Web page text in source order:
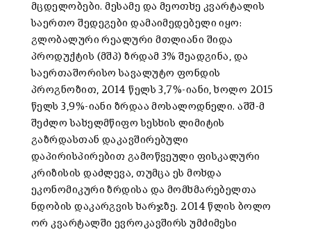
მცდელობები. მესამე და მეოთხე კვარტალის
საერთო შედეგები დამაიმედებელი იყო:
გლობალური რეალური მთლიანი შიდა
პროდუქტის (მშპ) ზრდამ 3% შეადგინა, და
საერთაშორისო სავალუტო ფონდის
პროგნოზით, 2014 წელს 3,7%-იანი, ხოლო 2015
წელს 3,9%-იანი ზრდაა მოსალოდნელი. აშშ-მ
შეძლო სახელმწიფო სესხის ლიმიტის
გაზრდასთან დაკავშირებული
დაპირისპირებით გამოწვეული ფისკალური
კრიზისის დაძლევა, თუმცა ეს მოხდა
ეკონომიკური ზრდისა და მომხმარებელთა
ნდობის დაკარგვის ხარჯზე. 2014 წლის ბოლო
ორ კვარტალში ევროკავშირს უმძიმესი